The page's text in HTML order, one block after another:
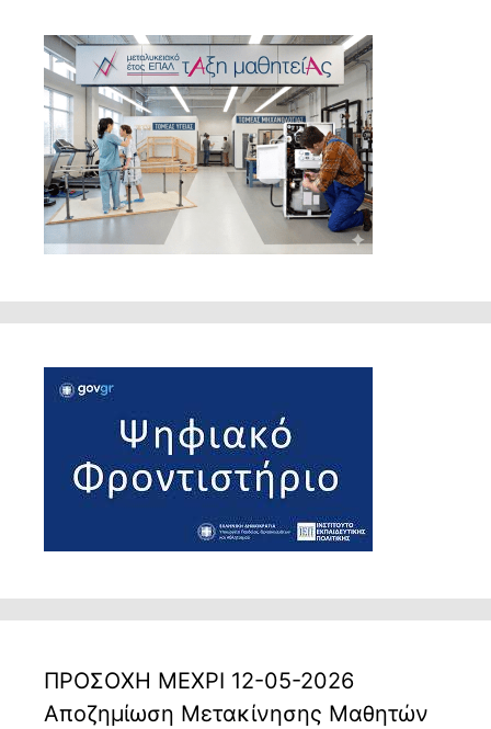
ΠΡΟΣΟΧΗ ΜΕΧΡΙ 12-05-2026
Αποζημίωση Μετακίνησης Μαθητών